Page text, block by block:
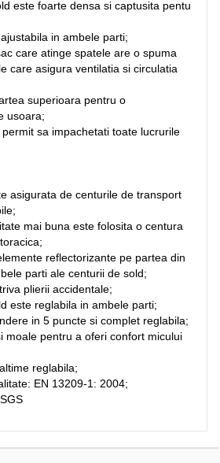
este foarte densa si captusita pentu
in ambele parti;
care atinge spatele are o spuma
care asigura ventilatia si circulatia
superioara pentru o
usoara;
sa impachetati toate lucrurile
asigurata de centurile de transport
mai buna este folosita o centura
reflectorizante pe partea din
parti ale centurii de sold;
plierii accidentale;
este reglabila in ambele parti;
in 5 puncte si complet reglabila;
moale pentru a oferi confort micului
reglabila;
EN 13209-1: 2004;